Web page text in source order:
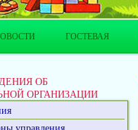
ГОСТЕВАЯ
ОБ
ОРГАНИЗАЦИИ